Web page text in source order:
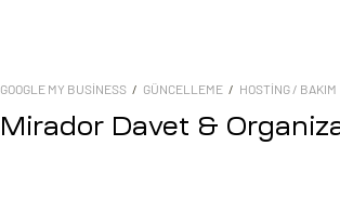
GOOGLE MY BUSINESS / GÜNCELLEME / HOSTING / BAKIM
Mirador Davet &